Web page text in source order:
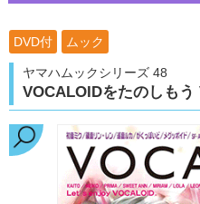
DVD付 ムック
ヤマハムックシリーズ 48
VOCALOIDをたのしもう